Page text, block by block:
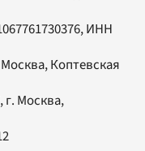
ИНН
Коптевская
, г. Москва,